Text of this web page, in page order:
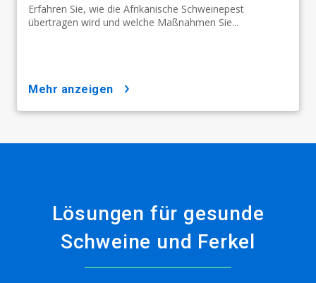
Erfahren Sie, wie die Afrikanische Schweinepest
übertragen wird und welche Maßnahmen Sie...
mehr anzeigen
Lösungen für gesunde
Schweine und Ferkel